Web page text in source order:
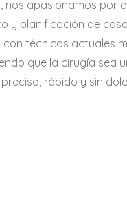
nos apasionamos por
y planificación de
con técnicas actuales
que la cirugía sea
preciso, rápido y sin